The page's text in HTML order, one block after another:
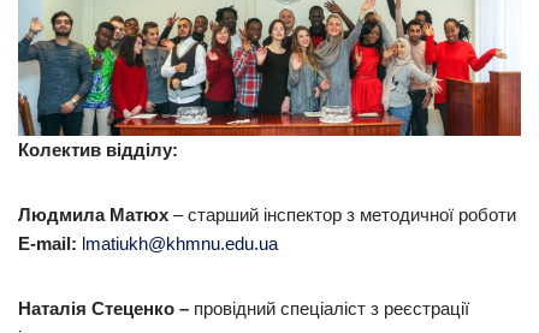
Колектив відділу:
Людмила Матюх – старший інспектор з методичної роботи
E-mail: lmatiukh@khmnu.edu.ua
Наталія Стеценко – провідний спеціаліст з реєстрації